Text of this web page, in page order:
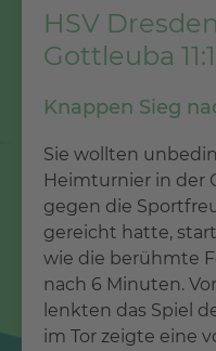
HSV
Gottleuba
Knappen Sieg
Sie wollten
Heimturnier in der
gegen die
gereicht hatte,
wie die berühmte
nach 6 Minuten.
lenkten das Spiel
im Tor zeigte eine